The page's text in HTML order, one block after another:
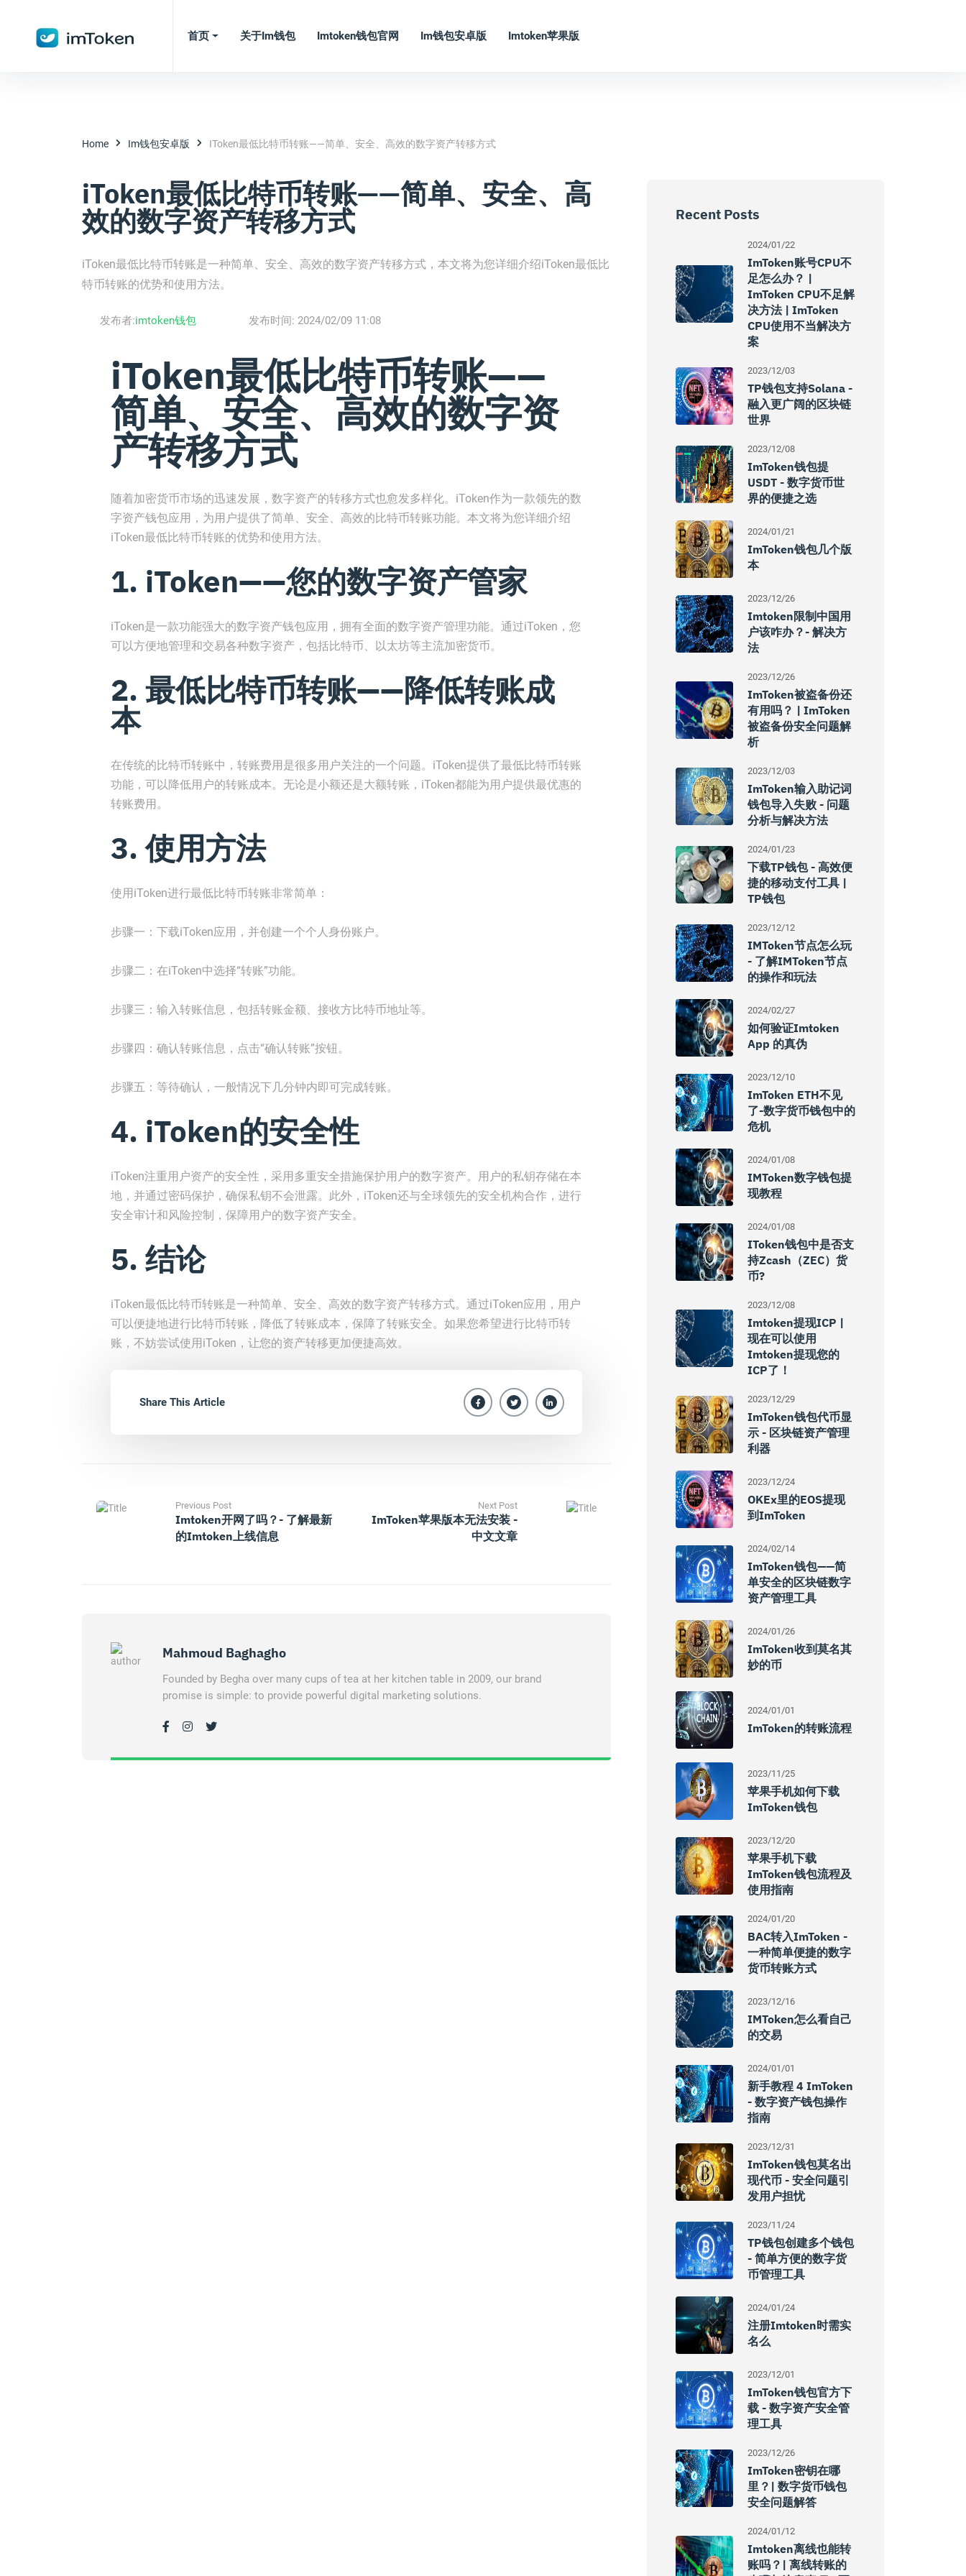
首页 关于im钱包 Imtoken钱包官网 Im钱包安卓版 Imtoken苹果版
Home Im钱包安卓版 IToken最低比特币转账——简单、安全、高效的数字资产转移方式
iToken最低比特币转账——简单、安全、高
效的数字资产转移方式
iToken最低比特币转账是一种简单、安全、高效的数字资产转移方式，本文将为您详细介绍iToken最低比
特币转账的优势和使用方法。
发布者:imtoken钱包 发布时间: 2024/02/09 11:08
iToken最低比特币转账——
简单、安全、高效的数字资
产转移方式
随着加密货币市场的迅速发展，数字资产的转移方式也愈发多样化。iToken作为一款领先的数
字资产钱包应用，为用户提供了简单、安全、高效的比特币转账功能。本文将为您详细介绍
iToken最低比特币转账的优势和使用方法。
1. iToken——您的数字资产管家
iToken是一款功能强大的数字资产钱包应用，拥有全面的数字资产管理功能。通过iToken，您
可以方便地管理和交易各种数字资产，包括比特币、以太坊等主流加密货币。
2. 最低比特币转账——降低转账成
本
在传统的比特币转账中，转账费用是很多用户关注的一个问题。iToken提供了最低比特币转账
功能，可以降低用户的转账成本。无论是小额还是大额转账，iToken都能为用户提供最优惠的
转账费用。
3. 使用方法
使用iToken进行最低比特币转账非常简单：
步骤一：下载iToken应用，并创建一个个人身份账户。
步骤二：在iToken中选择“转账”功能。
步骤三：输入转账信息，包括转账金额、接收方比特币地址等。
步骤四：确认转账信息，点击“确认转账”按钮。
步骤五：等待确认，一般情况下几分钟内即可完成转账。
4. iToken的安全性
iToken注重用户资产的安全性，采用多重安全措施保护用户的数字资产。用户的私钥存储在本
地，并通过密码保护，确保私钥不会泄露。此外，iToken还与全球领先的安全机构合作，进行
安全审计和风险控制，保障用户的数字资产安全。
5. 结论
iToken最低比特币转账是一种简单、安全、高效的数字资产转移方式。通过iToken应用，用户
可以便捷地进行比特币转账，降低了转账成本，保障了转账安全。如果您希望进行比特币转
账，不妨尝试使用iToken，让您的资产转移更加便捷高效。
Share This Article
Previous Post
Imtoken开网了吗？- 了解最新
的imtoken上线信息
Next Post
ImToken苹果版本无法安装 -
中文文章
Mahmoud Baghagho
Founded by Begha over many cups of tea at her kitchen table in 2009, our brand
promise is simple: to provide powerful digital marketing solutions.
Recent Posts
2024/01/22
ImToken账号CPU不
足怎么办？ |
ImToken CPU不足解
决方法 | ImToken
CPU使用不当解决方
案
2023/12/03
TP钱包支持Solana -
融入更广阔的区块链
世界
2023/12/08
ImToken钱包提
USDT - 数字货币世
界的便捷之选
2024/01/21
ImToken钱包几个版
本
2023/12/26
Imtoken限制中国用
户该咋办？- 解决方
法
2023/12/26
ImToken被盗备份还
有用吗？ | ImToken
被盗备份安全问题解
析
2023/12/03
ImToken输入助记词
钱包导入失败 - 问题
分析与解决方法
2024/01/23
下载TP钱包 - 高效便
捷的移动支付工具 |
TP钱包
2023/12/12
IMToken节点怎么玩
- 了解IMToken节点
的操作和玩法
2024/02/27
如何验证imtoken
App 的真伪
2023/12/10
ImToken ETH不见
了-数字货币钱包中的
危机
2024/01/08
IMToken数字钱包提
现教程
2024/01/08
IToken钱包中是否支
持Zcash（ZEC）货
币?
2023/12/08
Imtoken提现ICP |
现在可以使用
Imtoken提现您的
ICP了！
2023/12/29
ImToken钱包代币显
示 - 区块链资产管理
利器
2023/12/24
OKEx里的EOS提现
到imToken
2024/02/14
ImToken钱包——简
单安全的区块链数字
资产管理工具
2024/01/26
ImToken收到莫名其
妙的币
2024/01/01
ImToken的转账流程
2023/11/25
苹果手机如何下载
ImToken钱包
2023/12/20
苹果手机下载
ImToken钱包流程及
使用指南
2024/01/20
BAC转入imToken -
一种简单便捷的数字
货币转账方式
2023/12/16
IMToken怎么看自己
的交易
2024/01/01
新手教程 4 ImToken
- 数字资产钱包操作
指南
2023/12/31
ImToken钱包莫名出
现代币 - 安全问题引
发用户担忧
2023/11/24
TP钱包创建多个钱包
- 简单方便的数字货
币管理工具
2024/01/24
注册imtoken时需实
名么
2023/12/01
ImToken钱包官方下
载 - 数字资产安全管
理工具
2023/12/26
ImToken密钥在哪
里？| 数字货币钱包
安全问题解答
2024/01/12
Imtoken离线也能转
账吗？| 离线转账的